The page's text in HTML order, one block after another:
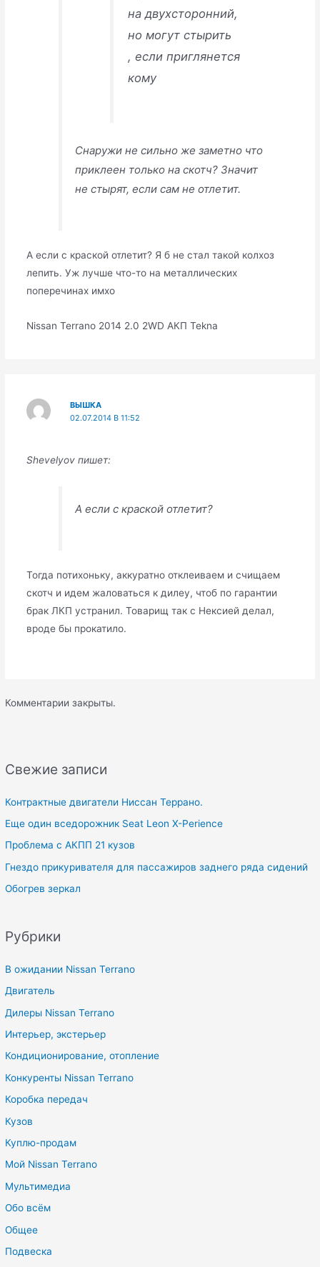
Свежие записи
Контрактные двигатели Ниссан Террано.
Еще один вседорожник Seat Leon X-Perience
Проблема с АКПП 21 кузов
Гнездо прикуривателя для пассажиров заднего ряда сидений
Обогрев зеркал
Рубрики
В ожидании Nissan Terrano
Двигатель
Дилеры Nissan Terrano
Интерьер, экстерьер
Кондиционирование, отопление
Конкуренты Nissan Terrano
Коробка передач
Кузов
Куплю-продам
Мой Nissan Terrano
Мультимедиа
Обо всём
Общее
Подвеска
на двухсторонний,
но могут стырить
, если приглянется
кому
Снаружи не сильно же заметно что
приклеен только на скотч? Значит
не стырят, если сам не отлетит.
А если с краской отлетит? Я б не стал такой колхоз
лепить. Уж лучше что-то на металлических
поперечинах имхо
Nissan Terrano 2014 2.0 2WD АКП Tekna
ВЫШКА
02.07.2014 В 11:52
Shevelyov пишет:
А если с краской отлетит?
Тогда потихоньку, аккуратно отклеиваем и счищаем
скотч и идем жаловаться к дилеу, чтоб по гарантии
брак ЛКП устранил. Товарищ так с Нексией делал,
вроде бы прокатило.
Комментарии закрыты.